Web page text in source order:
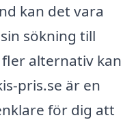
kan det vara
sökning till
alternativ kan
pris.se är en
för dig att